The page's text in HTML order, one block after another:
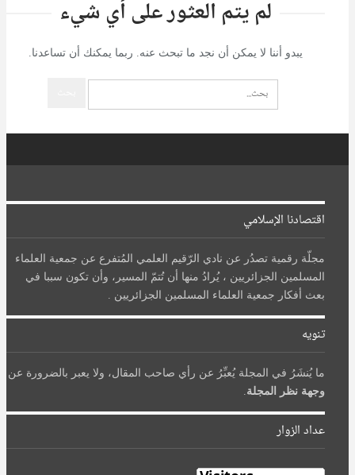
لم يتم العثور على أي شيء
يبدو أننا لا يمكن أن نجد ما تبحث عنه. ربما يمكنك أن تساعدنا.
اقتصادنا الإسلامي
مجلّة رقمية تصدُر عن نادي الرّقيم العلمي المُتفرع عن جمعية العلماء
المسلمين الجزائريين ، يُرادُ منها أن تُتمّ المسير، وأن تكون سببا في
بعث أفكار جمعية العلماء المسلمين الجزائريين .
تنويه
ما يُنشَرُ في المجلة يُعبِّرُ عن رأي صاحب المقال، ولا يعبر بالضرورة عن
وجهة نظر المجلة
عداد الزوار